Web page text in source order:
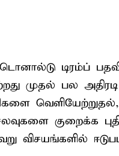
டிரம்ப்
முதல் பல
குறைக்க
விசயங்களில்